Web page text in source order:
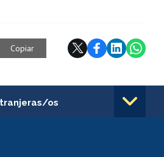
Copiar
os